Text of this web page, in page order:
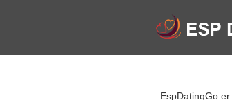
EspDatingGo